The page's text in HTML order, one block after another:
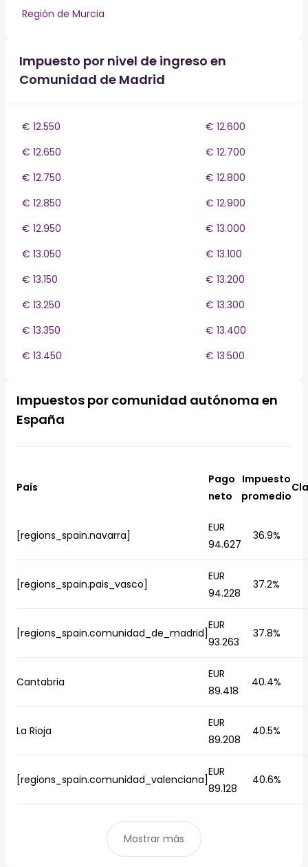
Región de Murcia
Impuesto por nivel de ingreso en
Comunidad de Madrid
€ 12.550
€ 12.600
€ 12.650
€ 12.700
€ 12.750
€ 12.800
€ 12.850
€ 12.900
€ 12.950
€ 13.000
€ 13.050
€ 13.100
€ 13.150
€ 13.200
€ 13.250
€ 13.300
€ 13.350
€ 13.400
€ 13.450
€ 13.500
Impuestos por comunidad autónoma en
España
País
Pago
neto
Impuesto
promedio
[regions_spain.navarra]
EUR
94.627
36.9%
[regions_spain.pais_vasco]
EUR
94.228
37.2%
[regions_spain.comunidad_de_madrid]
EUR
93.263
37.8%
Cantabria
EUR
89.418
40.4%
La Rioja
EUR
89.208
40.5%
[regions_spain.comunidad_valenciana]
EUR
89.128
40.6%
Mostrar más